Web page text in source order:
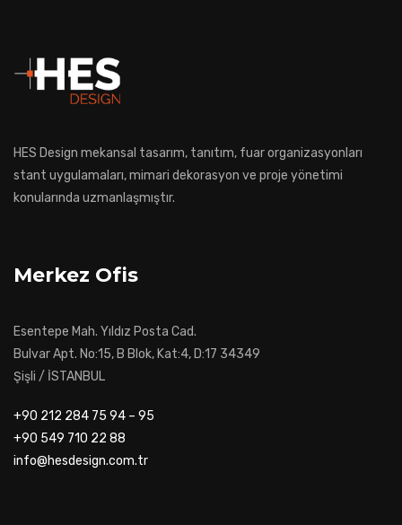
HES Design mekansal tasarım, tanıtım, fuar organizasyonları
stant uygulamaları, mimari dekorasyon ve proje yönetimi
konularında uzmanlaşmıştır.
Merkez Ofis
Esentepe Mah. Yıldız Posta Cad.
Bulvar Apt. No:15, B Blok, Kat:4, D:17 34349
Şişli / İSTANBUL
+90 212 284 75 94 – 95
+90 549 710 22 88
info@hesdesign.com.tr